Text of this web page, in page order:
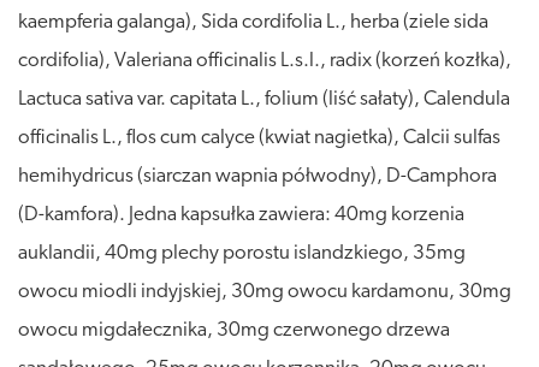
kaempferia galanga), Sida cordifolia L., herba (ziele sida
cordifolia), Valeriana officinalis L.s.l., radix (korzeń kozłka),
Lactuca sativa var. capitata L., folium (liść sałaty), Calendula
officinalis L., flos cum calyce (kwiat nagietka), Calcii sulfas
hemihydricus (siarczan wapnia półwodny), D-Camphora
(D-kamfora). Jedna kapsułka zawiera: 40mg korzenia
auklandii, 40mg plechy porostu islandzkiego, 35mg
owocu miodli indyjskiej, 30mg owocu kardamonu, 30mg
owocu migdałecznika, 30mg czerwonego drzewa